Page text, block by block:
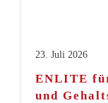
23. Juli 2026
ENLITE
und